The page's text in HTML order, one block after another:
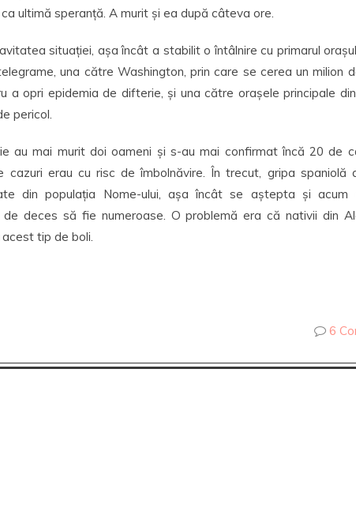
ultimă speranță. A murit și ea după câteva ore.
situației, așa încât a stabilit o întâlnire cu primarul
una către Washington, prin care se cerea un milion
a opri epidemia de difterie, și una către orașele principale
pericol.
au mai murit doi oameni și s-au mai confirmat încă 20 de
cazuri erau cu risc de îmbolnăvire. În trecut, gripa spaniolă
din populația Nome-ului, așa încât se aștepta și acum
de deces să fie numeroase. O problemă era că nativii din
tip de boli.
6